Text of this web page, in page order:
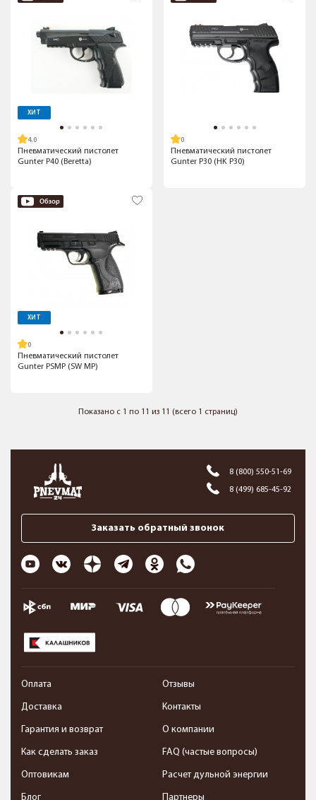
ХИТ
4.0
Пневматический пистолет
Gunter P40 (Beretta)
Пневматический пистолет
Gunter P30 (HK P30)
ХИТ
Пневматический пистолет
Gunter PSMP (SW MP)
Показано с 1 по 11 из 11 (всего 1 страниц)
8 (800) 550-51-69
8 (499) 685-45-92
Заказать обратный звонок
Оплата
Доставка
Гарантия и возврат
Как сделать заказ
Оптовикам
Блог
Отзывы
Контакты
О компании
FAQ (частые вопросы)
Расчет дульной энергии
Партнеры